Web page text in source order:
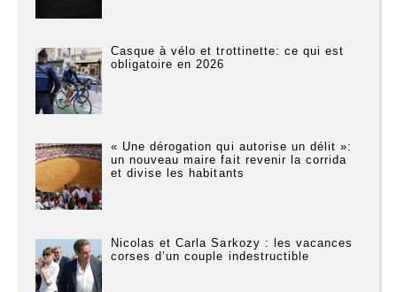
Casque à vélo et trottinette: ce qui est
obligatoire en 2026
« Une dérogation qui autorise un délit »:
un nouveau maire fait revenir la corrida
et divise les habitants
Nicolas et Carla Sarkozy : les vacances
corses d’un couple indestructible